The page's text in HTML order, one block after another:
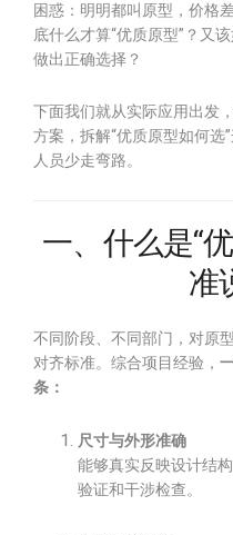
困惑：明明都叫原型，价格
底什么才算“优质原型”？又
做出正确选择？
下面我们就从实际应用出发
方案，拆解“优质原型如何选
人员少走弯路。
一、什么是“
准
不同阶段、不同部门，对原
对齐标准。综合项目经验，
条：
尺寸与外形准确
能够真实反映设计结
验证和干涉检查。